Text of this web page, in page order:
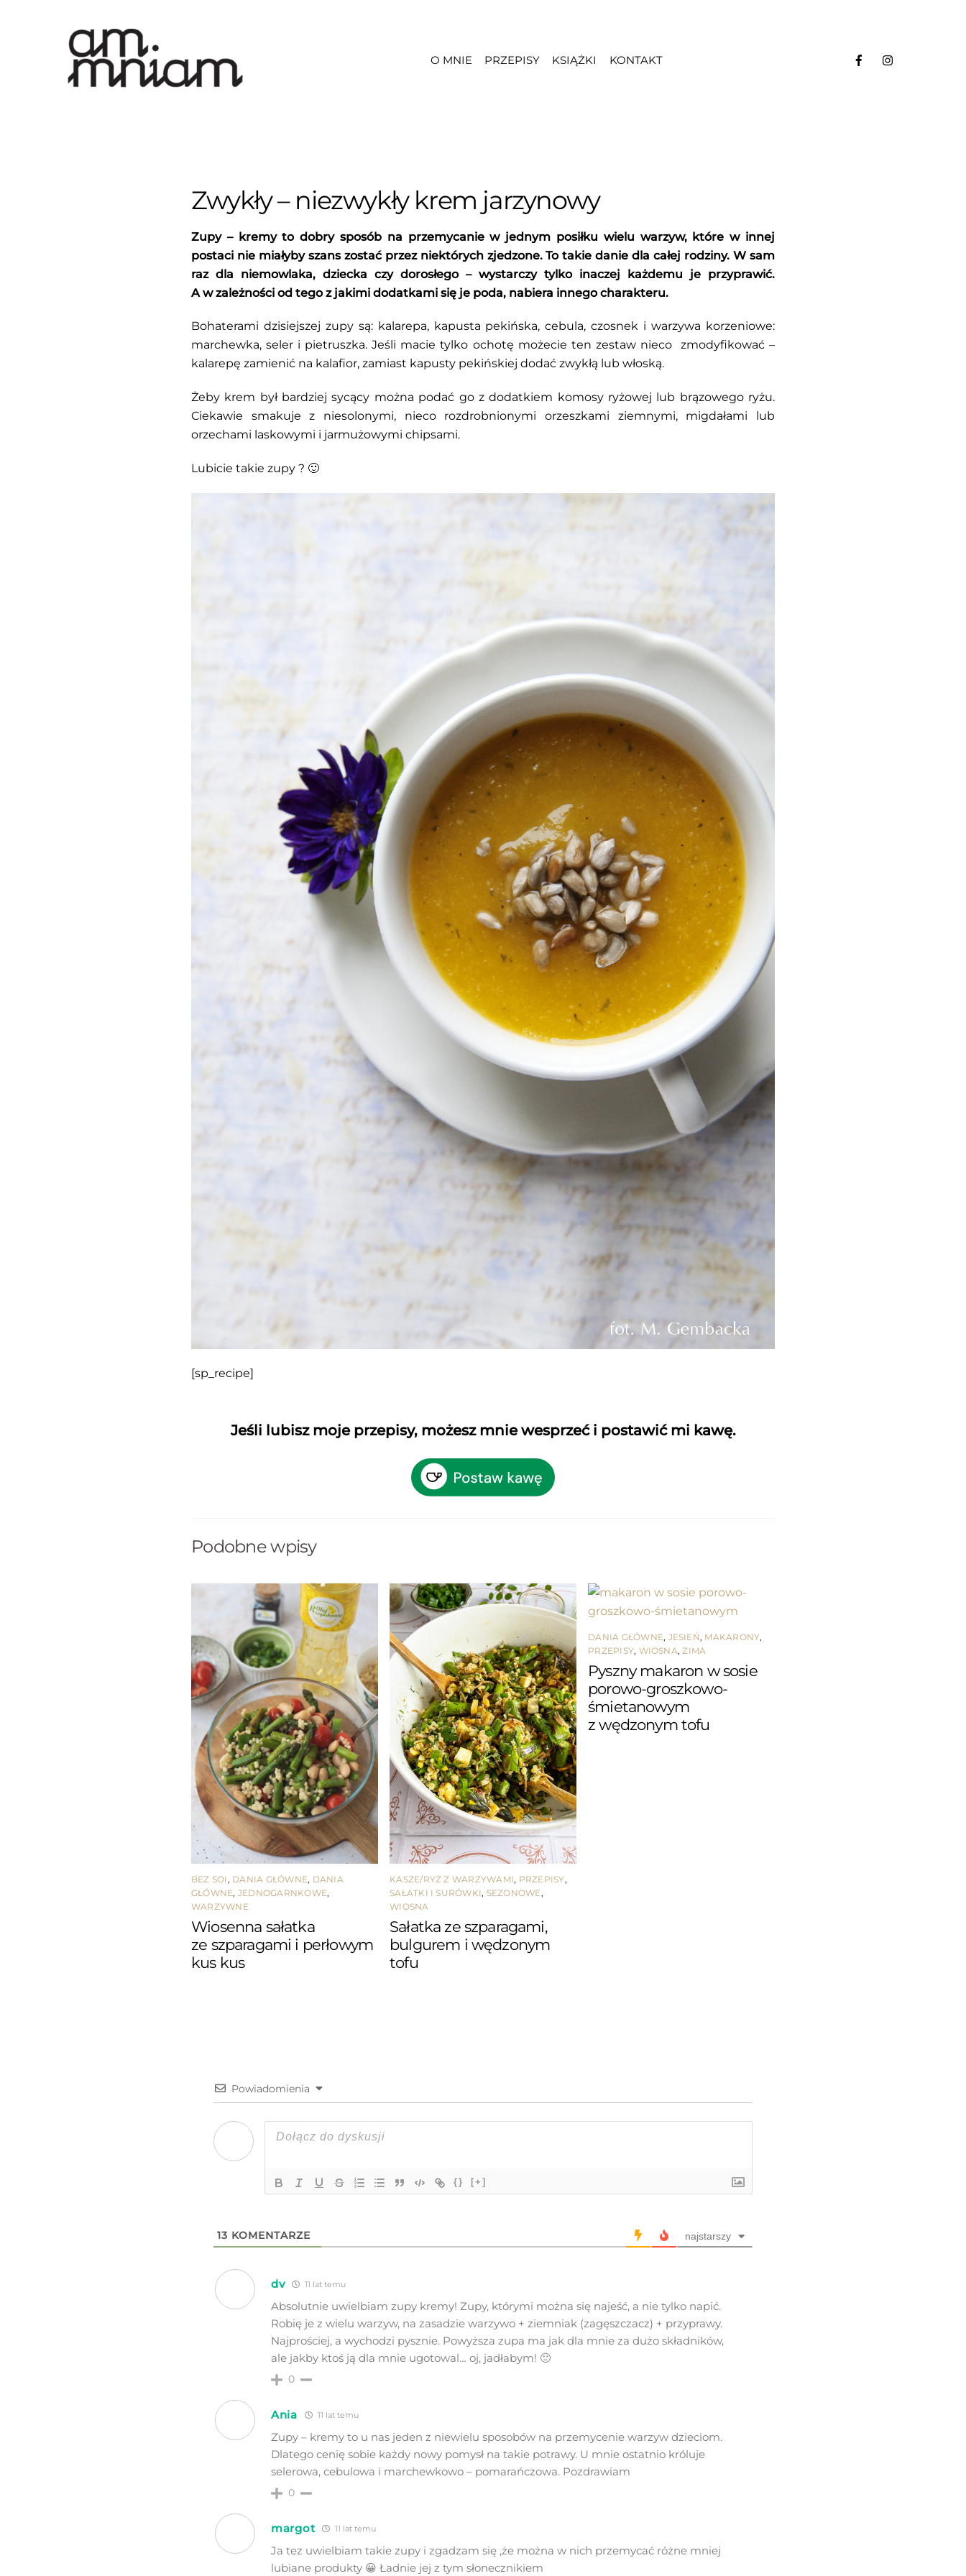
O MNIE
PRZEPISY KSIĄŻKI KONTAKT
Zwykły – niezwykły krem jarzynowy
Zupy – kremy to dobry sposób na przemycanie w jednym posiłku wielu warzyw, które w innej
postaci nie miałyby szans zostać przez niektórych zjedzone. To takie danie dla całej rodziny. W sam
raz dla niemowlaka, dziecka czy dorosłego – wystarczy tylko inaczej każdemu je przyprawić.
A w zależności od tego z jakimi dodatkami się je poda, nabiera innego charakteru.
Bohaterami dzisiejszej zupy są: kalarepa, kapusta pekińska, cebula, czosnek i warzywa korzeniowe:
marchewka, seler i pietruszka. Jeśli macie tylko ochotę możecie ten zestaw nieco zmodyfikować –
kalarepę zamienić na kalafior, zamiast kapusty pekińskiej dodać zwykłą lub włoską.
Żeby krem był bardziej sycący można podać go z dodatkiem komosy ryżowej lub brązowego ryżu.
Ciekawie smakuje z niesolonymi, nieco rozdrobnionymi orzeszkami ziemnymi, migdałami lub
orzechami laskowymi i jarmużowymi chipsami.
Lubicie takie zupy ? 🙂
[sp_recipe]
Jeśli lubisz moje przepisy, możesz mnie wesprzeć i postawić mi kawę.
Podobne wpisy
BEZ SOI, DANIA GŁÓWNE, DANIA
GŁÓWNE, JEDNOGARNKOWE,
WARZYWNE
Wiosenna sałatka
ze szparagami i perłowym
kus kus
KASZE/RYŻ Z WARZYWAMI, PRZEPISY,
SAŁATKI I SURÓWKI, SEZONOWE,
WIOSNA
Sałatka ze szparagami,
bulgurem i wędzonym
tofu
DANIA GŁÓWNE, JESIEŃ, MAKARONY,
PRZEPISY, WIOSNA, ZIMA
Pyszny makaron w sosie
porowo-groszkowo-
śmietanowym
z wędzonym tofu
Powiadomienia
{} [+]
13 KOMENTARZE najstarszy
dv 11 lat temu
Absolutnie uwielbiam zupy kremy! Zupy, którymi można się najeść, a nie tylko napić.
Robię je z wielu warzyw, na zasadzie warzywo + ziemniak (zagęszczacz) + przyprawy.
Najprościej, a wychodzi pysznie. Powyższa zupa ma jak dla mnie za dużo składników,
ale jakby ktoś ją dla mnie ugotowal… oj, jadłabym! 🙂
0
Ania 11 lat temu
Zupy – kremy to u nas jeden z niewielu sposobów na przemycenie warzyw dzieciom.
Dlatego cenię sobie każdy nowy pomysł na takie potrawy. U mnie ostatnio króluje
selerowa, cebulowa i marchewkowo – pomarańczowa. Pozdrawiam
0
margot 11 lat temu
Ja tez uwielbiam takie zupy i zgadzam się ,że można w nich przemycać różne mniej
lubiane produkty 😀 Ładnie jej z tym słonecznikiem